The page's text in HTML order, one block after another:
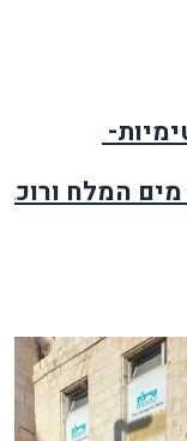
-
המלח